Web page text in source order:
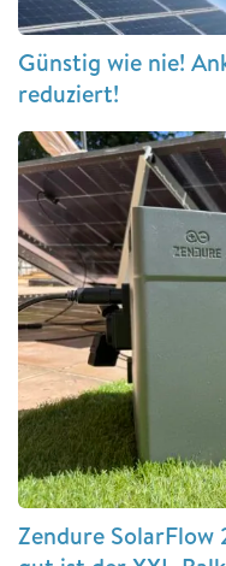
Günstig wie nie!
reduziert!
Zendure